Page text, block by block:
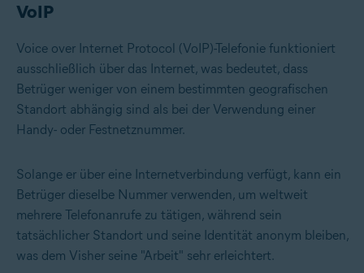
VoIP
Voice over Internet Protocol (VoIP)-Telefonie funktioniert
ausschließlich über das Internet, was bedeutet, dass
Betrüger weniger von einem bestimmten geografischen
Standort abhängig sind als bei der Verwendung einer
Handy- oder Festnetznummer.
Solange er über eine Internetverbindung verfügt, kann ein
Betrüger dieselbe Nummer verwenden, um weltweit
mehrere Telefonanrufe zu tätigen, während sein
tatsächlicher Standort und seine Identität anonym bleiben,
was dem Visher seine "Arbeit" sehr erleichtert.